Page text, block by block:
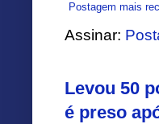
Postagem mais
Assinar:
Levou 50
é preso